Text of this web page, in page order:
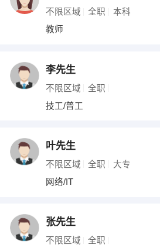
不限区域 全职 本科
教师
李先生
不限区域 全职
技工/普工
叶先生
不限区域 全职 大专
网络/IT
张先生
不限区域 全职